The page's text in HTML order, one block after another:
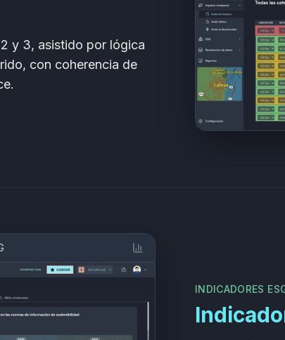
y 3, asistido por lógica
con coherencia de
INDICADORES